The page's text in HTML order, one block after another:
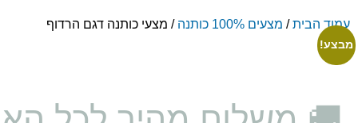
עמוד הבית/ מצעים 100% כותנה / מצעי כותנה דגם הרדוף
מבצע!